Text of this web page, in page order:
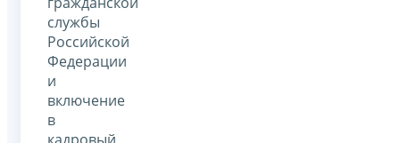
службы
Российской
Федерации
и
включение
в
кадровый